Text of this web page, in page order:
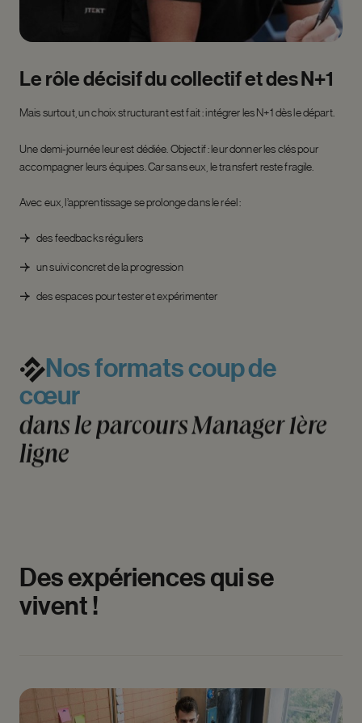
Le rôledécisifducollectifetdesN+1
Mais surtout, un choix structurant est fait : intégrer les N+1 dès le départ.
Une demi-journée leur est dédiée. Objectif : leur donner les clés pour
accompagner leurs équipes. Car sans eux, le transfert reste fragile.
Avec eux, l’apprentissage se prolonge dans le réel :
des feedbacks réguliers
un suivi concret de la progression
des espaces pour tester et expérimenter
Nosformatscoupde
cœur
dansleparcoursManager1ère
ligne
Desexpériencesquise
vivent!